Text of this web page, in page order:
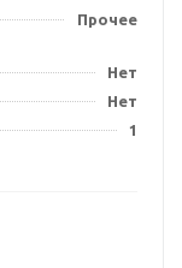
Прочее
Нет
Нет
1